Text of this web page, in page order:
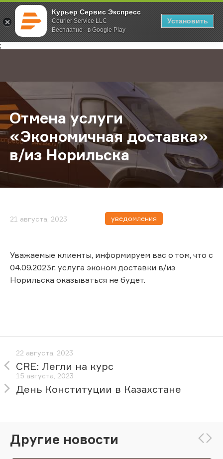
Курьер Сервис Экспресс
Courier Service LLC
Бесплатно - в Google Play
Установить
;
Главная О компании Новости Отмена услуги «Экономичная
Отмена услуги
«Экономичная доставка»
в/из Норильска
21 августа, 2023 уведомления
Уважаемые клиенты, информируем вас о том, что с
04.09.2023г. услуга эконом доставки в/из
Норильска оказываться не будет.
22 августа, 2023
CRE: Легли на курс
15 августа, 2023
День Конституции в Казахстане
Другие новости